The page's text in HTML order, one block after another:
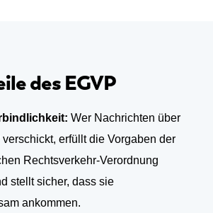
des EGVP
Wer Nachrichten über
erfüllt die Vorgaben der
Rechtsverkehr-Verordnung
stellt sicher, dass sie
ankommen.